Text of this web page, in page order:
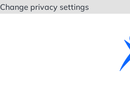
Change privacy settings